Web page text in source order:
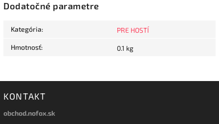
Dodatočné parametre
Kategória: PRE HOSTÍ
Hmotnosť: 0.1 kg
KONTAKT
obchod.nofox.sk